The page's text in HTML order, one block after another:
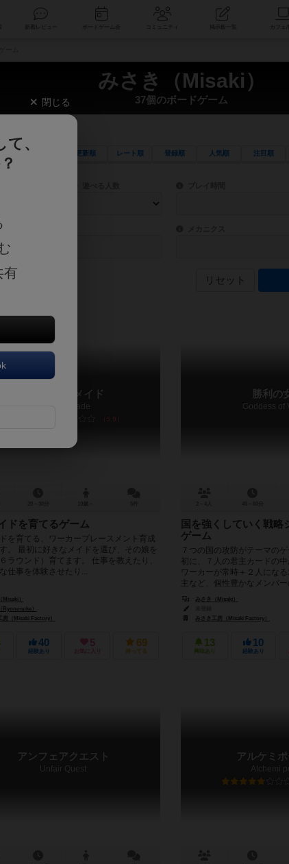
ベース コミュニティ
みさき（Misaki）
37個のボードゲーム
更新順 レート順 登録順 人気順 注目順
リーワード検索ができます。
定して検索できます。 目安となる所要時間を指定
登場人物などモチーフ・ストーリーを指定することができます。直感的にゲーム
レーバー ゲーム性を構成するコアシ
リセット
リトルマイメイド
Little My Made
5.9
ドを育てるゲーム
を育てる、ワーカープレースメント育成
。 最初に好きなメイドを選び、その娘を
ラウンド）育てます。 仕事を教えたり、
仕事を体験させたり...
Misaki）
Ryonosuke）
房（Misaki Factory）
40
経験あり
5
お気に入り
69
持ってる
勝利の
Goddess of
国を強くしていく戦略
ゲーム
７つの国の攻防がテーマの
初に、７人の君主カードの中
ワーカーが常時＋２人にな
主など、個性豊かなメンバー
みさき（Misaki）
みさき工房（Misaki Factory）
13
興味あり
10
経験あり
アンフェアクエスト
Unfair Quest
アルケミ
Alchemi
閉じる
、
有